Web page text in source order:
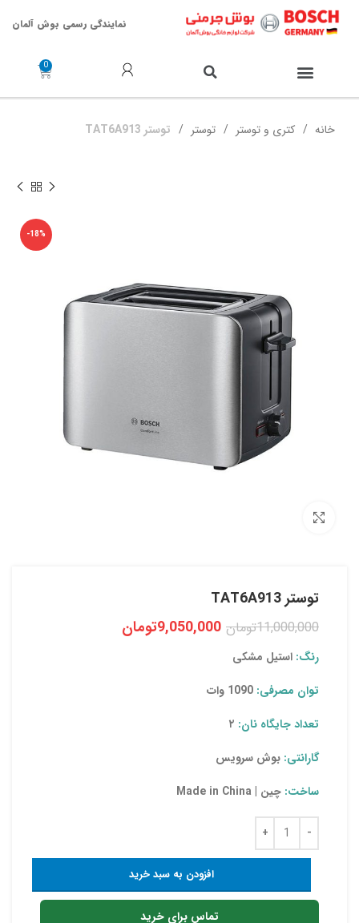
نمایندگی رسمی بوش آلمان
خانه کتری و توستر توستر توستر TAT6A913
-18%
توستر TAT6A913
11,000,000تومان 9,050,000تومان
رنگ: استیل مشکی
توان مصرفی:
تعداد جایگاه نان:
گارانتی: بوش سرویس
ساخت: چین | Made in China
افزودن به سبد خرید
تماس برای خرید